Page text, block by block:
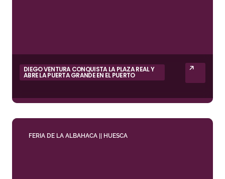
DIEGO VENTURA CONQUISTA LA PLAZA REAL Y
ABRE LA PUERTA GRANDE EN EL PUERTO
FERIA DE LA ALBAHACA || HUESCA